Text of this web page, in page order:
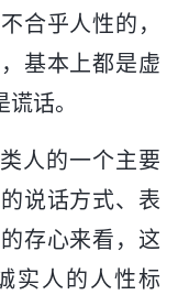
合乎人性的，
基本上都是虚
话。
人的一个主要
说话方式、表
存心来看，这
实人的人性标